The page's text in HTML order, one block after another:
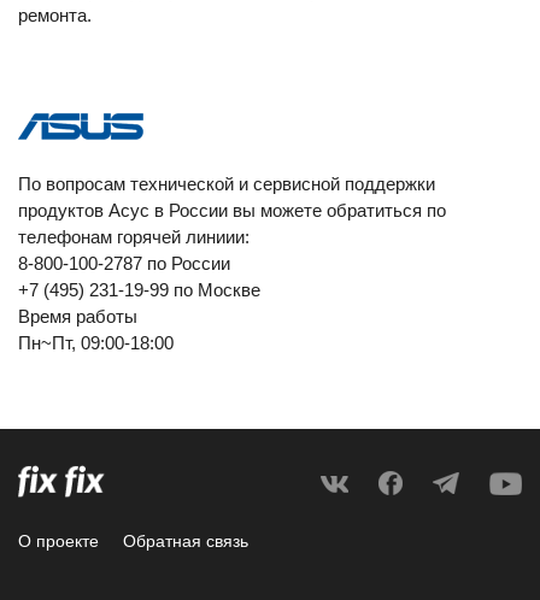
ремонта.
По вопросам технической и сервисной поддержки
продуктов Асус в России вы можете обратиться по
телефонам горячей линиии:
8-800-100-2787 по России
+7 (495) 231-19-99 по Москве
Время работы
Пн~Пт, 09:00-18:00
О проекте Обратная связь